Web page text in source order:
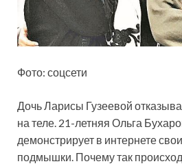
Фото: соцсети
Дочь Ларисы Гузеевой
на теле. 21-летняя Ольга
демонстрирует в интернете
подмышки. Почему так